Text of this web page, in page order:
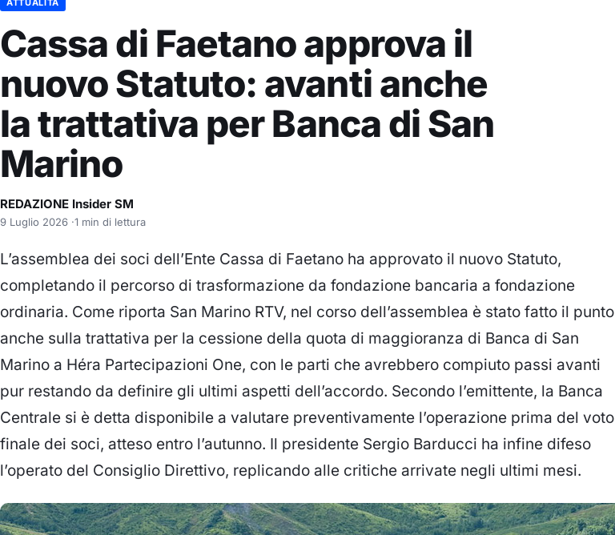
ATTUALITÀ
Cassa di Faetano approva il
nuovo Statuto: avanti anche
la trattativa per Banca di San
Marino
REDAZIONE Insider SM
9 Luglio 2026 ·1 min di lettura
L’assemblea dei soci dell’Ente Cassa di Faetano ha approvato il nuovo Statuto,
completando il percorso di trasformazione da fondazione bancaria a fondazione
ordinaria. Come riporta San Marino RTV, nel corso dell’assemblea è stato fatto il punto
anche sulla trattativa per la cessione della quota di maggioranza di Banca di San
Marino a Héra Partecipazioni One, con le parti che avrebbero compiuto passi avanti
pur restando da definire gli ultimi aspetti dell’accordo. Secondo l’emittente, la Banca
Centrale si è detta disponibile a valutare preventivamente l’operazione prima del voto
finale dei soci, atteso entro l’autunno. Il presidente Sergio Barducci ha infine difeso
l’operato del Consiglio Direttivo, replicando alle critiche arrivate negli ultimi mesi.